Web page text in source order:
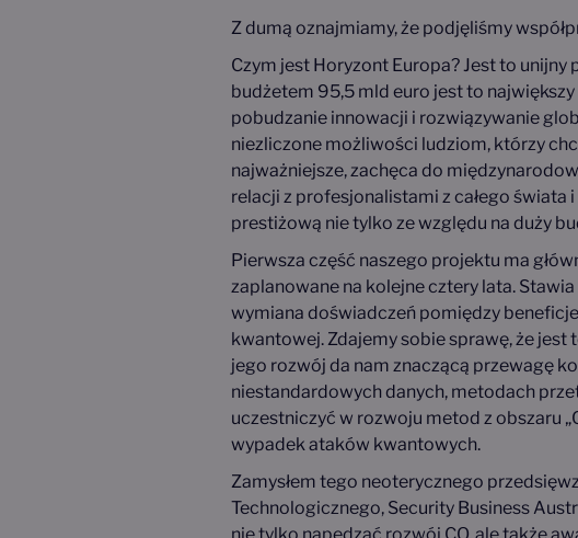
Z dumą oznajmiamy, że podjęliśmy
Czym jest Horyzont Europa? Jest to
budżetem 95,5 mld euro jest to
pobudzanie innowacji i rozwiązywanie
niezliczone możliwości ludziom, którzy
najważniejsze, zachęca do
relacji z profesjonalistami z całego świata
prestiżową nie tylko ze względu na duży
Pierwsza część naszego projektu ma
zaplanowane na kolejne cztery lata.
wymiana doświadczeń pomiędzy
kwantowej. Zdajemy sobie sprawę, że
jego rozwój da nam znaczącą przewagę
niestandardowych danych, metodach
uczestniczyć w rozwoju metod z obszaru
wypadek ataków kwantowych.
Zamysłem tego neoterycznego
Technologicznego, Security Business